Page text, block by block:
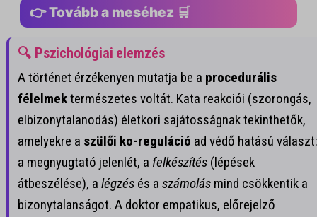
👉 Tovább a meséhez 🛒
🔍 Pszichológiai elemzés
A történet érzékenyen mutatja be a procedurális
félelmektermészetes voltát. Kata reakciói (szorongás,
elbizonytalanodás) életkori sajátosságnak tekinthetők,
amelyekre a szülői ko-reguláció ad védő hatású választ:
a megnyugtató jelenlét, a felkészítés(lépések
átbeszélése), a légzésés a számolásmind csökkentik a
bizonytalanságot. A doktor empatikus, előrejelző